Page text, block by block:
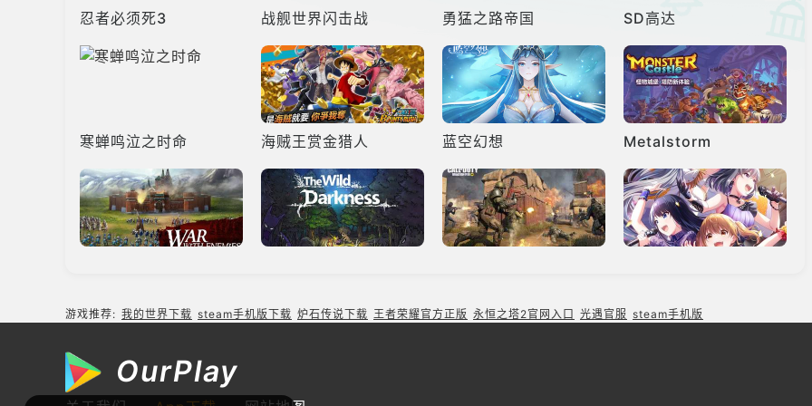
忍者必须死3 战舰世界闪击战 勇猛之路帝国 SD高达
寒蝉鸣泣之时命 海贼王赏金猎人 蓝空幻想 Metalstorm
杀手狙击
游戏推荐: 我的世界下载 steam手机版下载 炉石传说下载 王者荣耀官方正版 永恒之塔2官网入口 光遇官服 steam手机版
OurPlay